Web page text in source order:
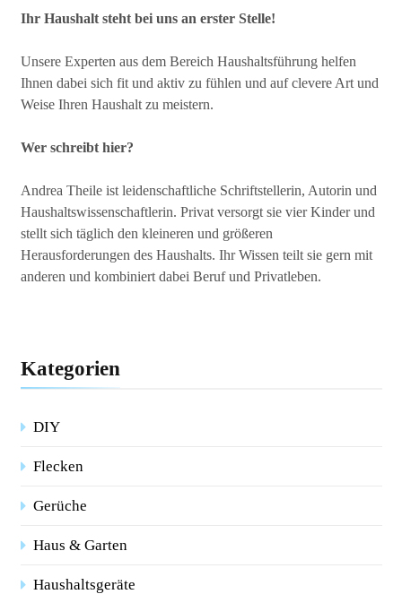
Ihr Haushalt steht bei uns an erster Stelle!
Unsere Experten aus dem Bereich Haushaltsführung helfen
Ihnen dabei sich fit und aktiv zu fühlen und auf clevere Art und
Weise Ihren Haushalt zu meistern.
Wer schreibt hier?
Andrea Theile ist leidenschaftliche Schriftstellerin, Autorin und
Haushaltswissenschaftlerin. Privat versorgt sie vier Kinder und
stellt sich täglich den kleineren und größeren
Herausforderungen des Haushalts. Ihr Wissen teilt sie gern mit
anderen und kombiniert dabei Beruf und Privatleben.
Kategorien
DIY
Flecken
Gerüche
Haus & Garten
Haushaltsgeräte